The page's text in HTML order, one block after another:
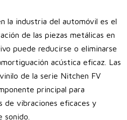
la industria del automóvil es el
de las piezas metálicas en
puede reducirse o eliminarse
acústica eficaz. Las
de la serie Nitchen FV
principal para
de vibraciones eficaces y
sonido.